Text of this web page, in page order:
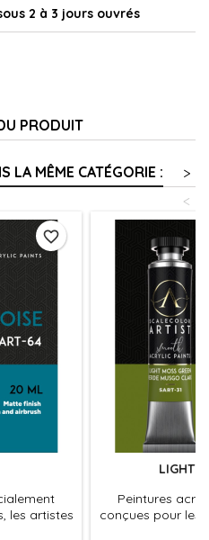
2 à 3 jours ouvrés
PRODUIT
LA MÊME CATÉGORIE :
>
<
les artistes
favorite_border
LIGHT
Peintures
conçues pour les